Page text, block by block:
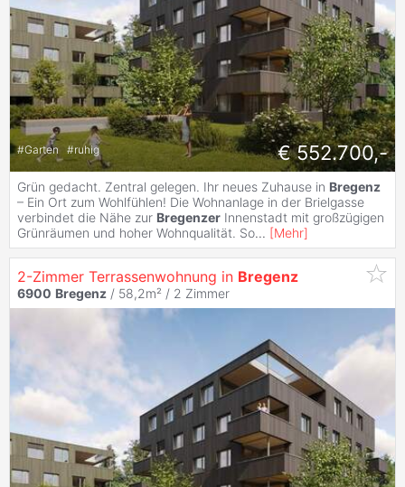
#Garten #ruhig € 552.700,-
Grün gedacht. Zentral gelegen. Ihr neues Zuhause in Bregenz
– Ein Ort zum Wohlfühlen! Die Wohnanlage in der Brielgasse
verbindet die Nähe zur Bregenzer Innenstadt mit großzügigen
Grünräumen und hoher Wohnqualität. So... [Mehr]
2-Zimmer Terrassenwohnung in Bregenz
6900 Bregenz / 58,2m² / 2 Zimmer